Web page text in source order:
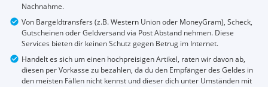
Nachnahme.
Von Bargeldtransfers (z.B. Western Union oder MoneyGram), Scheck,
Gutscheinen oder Geldversand via Post Abstand nehmen. Diese
Services bieten dir keinen Schutz gegen Betrug im Internet.
Handelt es sich um einen hochpreisigen Artikel, raten wir davon ab,
diesen per Vorkasse zu bezahlen, da du den Empfänger des Geldes in
den meisten Fällen nicht kennst und dieser dich unter Umständen mit